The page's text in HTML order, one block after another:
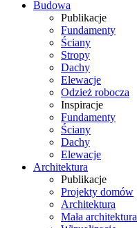
Budowa
Publikacje
Fundamenty
Ściany
Stropy
Dachy
Elewacje
Odzież robocza
Inspiracje
Fundamenty
Ściany
Dachy
Elewacje
Architektura
Publikacje
Projekty domów
Architektura
Mała architektura